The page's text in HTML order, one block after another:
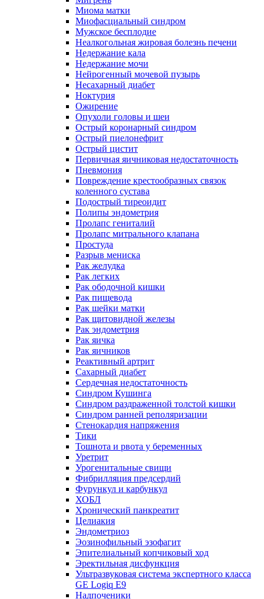
Миома матки
Миофасциальный синдром
Мужское бесплодие
Неалкогольная жировая болезнь печени
Недержание кала
Недержание мочи
Нейрогенный мочевой пузырь
Несахарный диабет
Ноктурия
Ожирение
Опухоли головы и шеи
Острый коронарный синдром
Острый пиелонефрит
Острый цистит
Первичная яичниковая недостаточность
Пневмония
Повреждение крестообразных связок
коленного сустава
Подострый тиреоидит
Полипы эндометрия
Пролапс гениталий
Пролапс митрального клапана
Простуда
Разрыв мениска
Рак желудка
Рак легких
Рак ободочной кишки
Рак пищевода
Рак шейки матки
Рак щитовидной железы
Рак эндометрия
Рак яичка
Рак яичников
Реактивный артрит
Сахарный диабет
Сердечная недостаточность
Синдром Кушинга
Синдром раздраженной толстой кишки
Синдром ранней реполяризации
Стенокардия напряжения
Тики
Тошнота и рвота у беременных
Уретрит
Урогенитальные свищи
Фибрилляция предсердий
Фурункул и карбункул
ХОБЛ
Хронический панкреатит
Целиакия
Эндометриоз
Эозинофильный эзофагит
Эпителиальный копчиковый ход
Эректильная дисфункция
Ультразвуковая система экспертного класса
GE Logiq E9
Надпоченики